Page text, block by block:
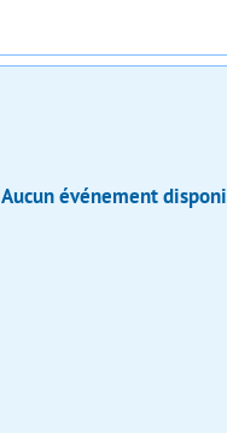
Aucun événement